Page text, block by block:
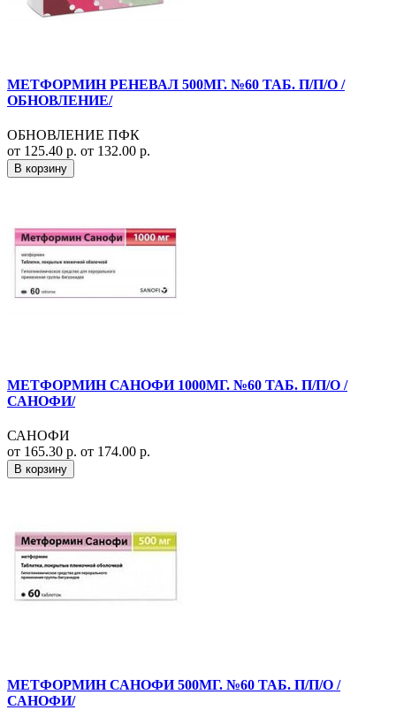
МЕТФОРМИН РЕНЕВАЛ 500МГ. №60 ТАБ. П/П/О /
ОБНОВЛЕНИЕ/
ОБНОВЛЕНИЕ ПФК
от 125.40 р. от 132.00 р.
В корзину
МЕТФОРМИН САНОФИ 1000МГ. №60 ТАБ. П/П/О /
САНОФИ/
САНОФИ
от 165.30 р. от 174.00 р.
В корзину
МЕТФОРМИН САНОФИ 500МГ. №60 ТАБ. П/П/О /
САНОФИ/